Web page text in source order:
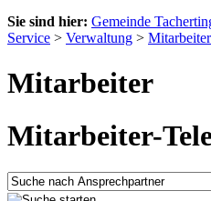
Sie sind hier: Gemeinde
Service > Verwaltung > Mitarbeiter
Mitarbeiter
Mitarbeiter-